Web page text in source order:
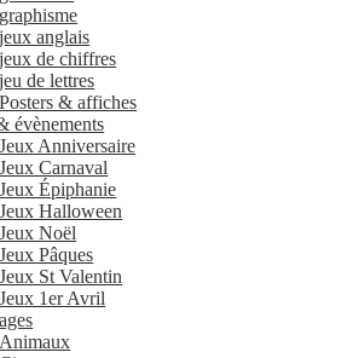
graphisme
jeux anglais
jeux de chiffres
jeu de lettres
Posters & affiches
évènements
Jeux Anniversaire
Jeux Carnaval
Jeux Épiphanie
Jeux Halloween
Jeux Noël
Jeux Pâques
Jeux St Valentin
Jeux 1er Avril
Animaux